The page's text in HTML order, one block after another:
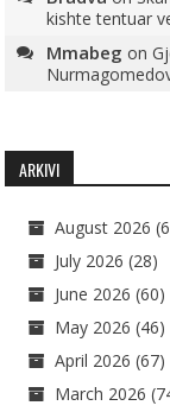
kishte tentuar
Mmabeg on
ARKIVI
August 2026
July 2026 (28)
June 2026 (60)
May 2026 (46)
April 2026 (67)
March 2026